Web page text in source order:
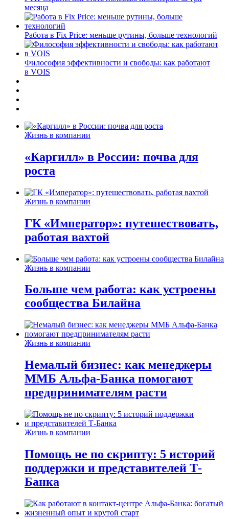
месяца
Работа в Fix Price: меньше рутины, больше технологий
Философия эффективности и свободы: как работают
в VOIS
Жизнь в компании
«Каргилл» в России: почва для
роста
Жизнь в компании
ГК «Император»: путешествовать,
работая вахтой
Жизнь в компании
Больше чем работа: как устроены
сообщества Билайна
Жизнь в компании
Немалый бизнес: как менеджеры
ММБ Альфа-Банка помогают
предпринимателям расти
Жизнь в компании
Помощь не по скрипту: 5 историй
поддержки и представителей Т-
Банка